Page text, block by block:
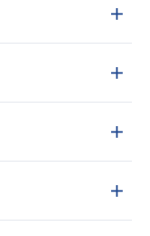
＋
＋
＋
＋